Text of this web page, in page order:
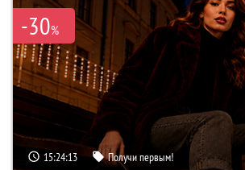
-30%
15:24:12 Получи первым!